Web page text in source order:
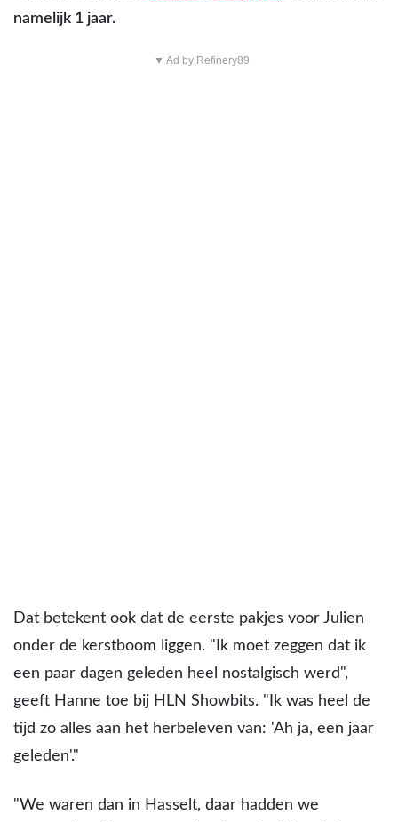
namelijk 1 jaar.
▼ Ad by Refinery89
Dat betekent ook dat de eerste pakjes voor Julien
onder de kerstboom liggen. "Ik moet zeggen dat ik
een paar dagen geleden heel nostalgisch werd",
geeft Hanne toe bij HLN Showbits. "Ik was heel de
tijd zo alles aan het herbeleven van: 'Ah ja, een jaar
geleden'."
"We waren dan in Hasselt, daar hadden we